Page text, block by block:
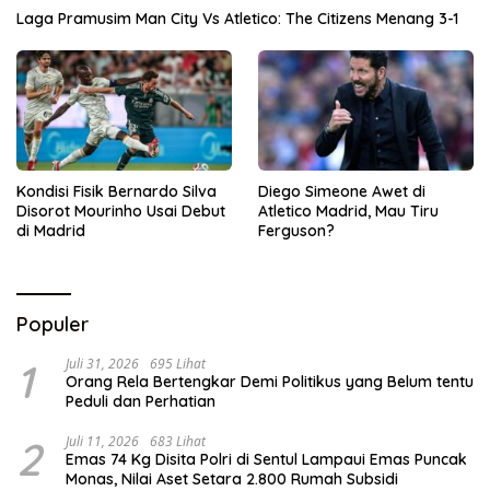
Laga Pramusim Man City Vs Atletico: The Citizens Menang 3-1
Kondisi Fisik Bernardo Silva
Disorot Mourinho Usai Debut
di Madrid
Diego Simeone Awet di
Atletico Madrid, Mau Tiru
Ferguson?
Populer
1 Juli 31, 2026 695 Lihat
Orang Rela Bertengkar Demi Politikus yang Belum tentu
Peduli dan Perhatian
2 Juli 11, 2026 683 Lihat
Emas 74 Kg Disita Polri di Sentul Lampaui Emas Puncak
Monas, Nilai Aset Setara 2.800 Rumah Subsidi